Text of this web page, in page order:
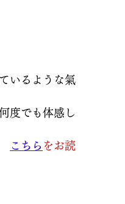
いるような氣
度でも体感し
こちら をお読